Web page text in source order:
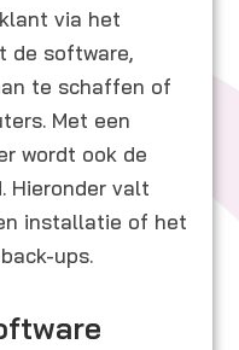
via het
de software,
te schaffen of
Met een
wordt ook de
Hieronder valt
installatie of het
ups.